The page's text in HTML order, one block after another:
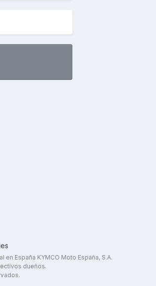
en España KYMCO Moto España, S.A.
dueños.